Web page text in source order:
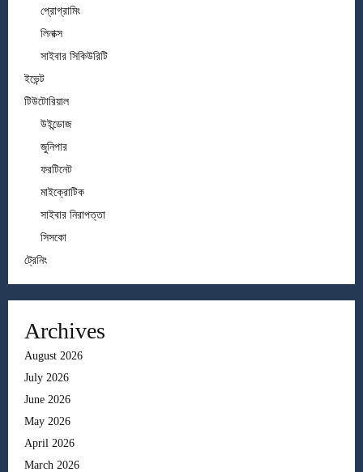
প্রোগ্রামিং
লিনাক্স
সাইবার সিকিউরিটি
ইভেন্ট
টিউটোরিয়াল
উইন্ডোজ
জুনিপার
ফরটিনেট
মাইক্রোটিক
সাইবার নিরাপত্তা
সিসকো
ট্রেনিং
Archives
August 2026
July 2026
June 2026
May 2026
April 2026
March 2026